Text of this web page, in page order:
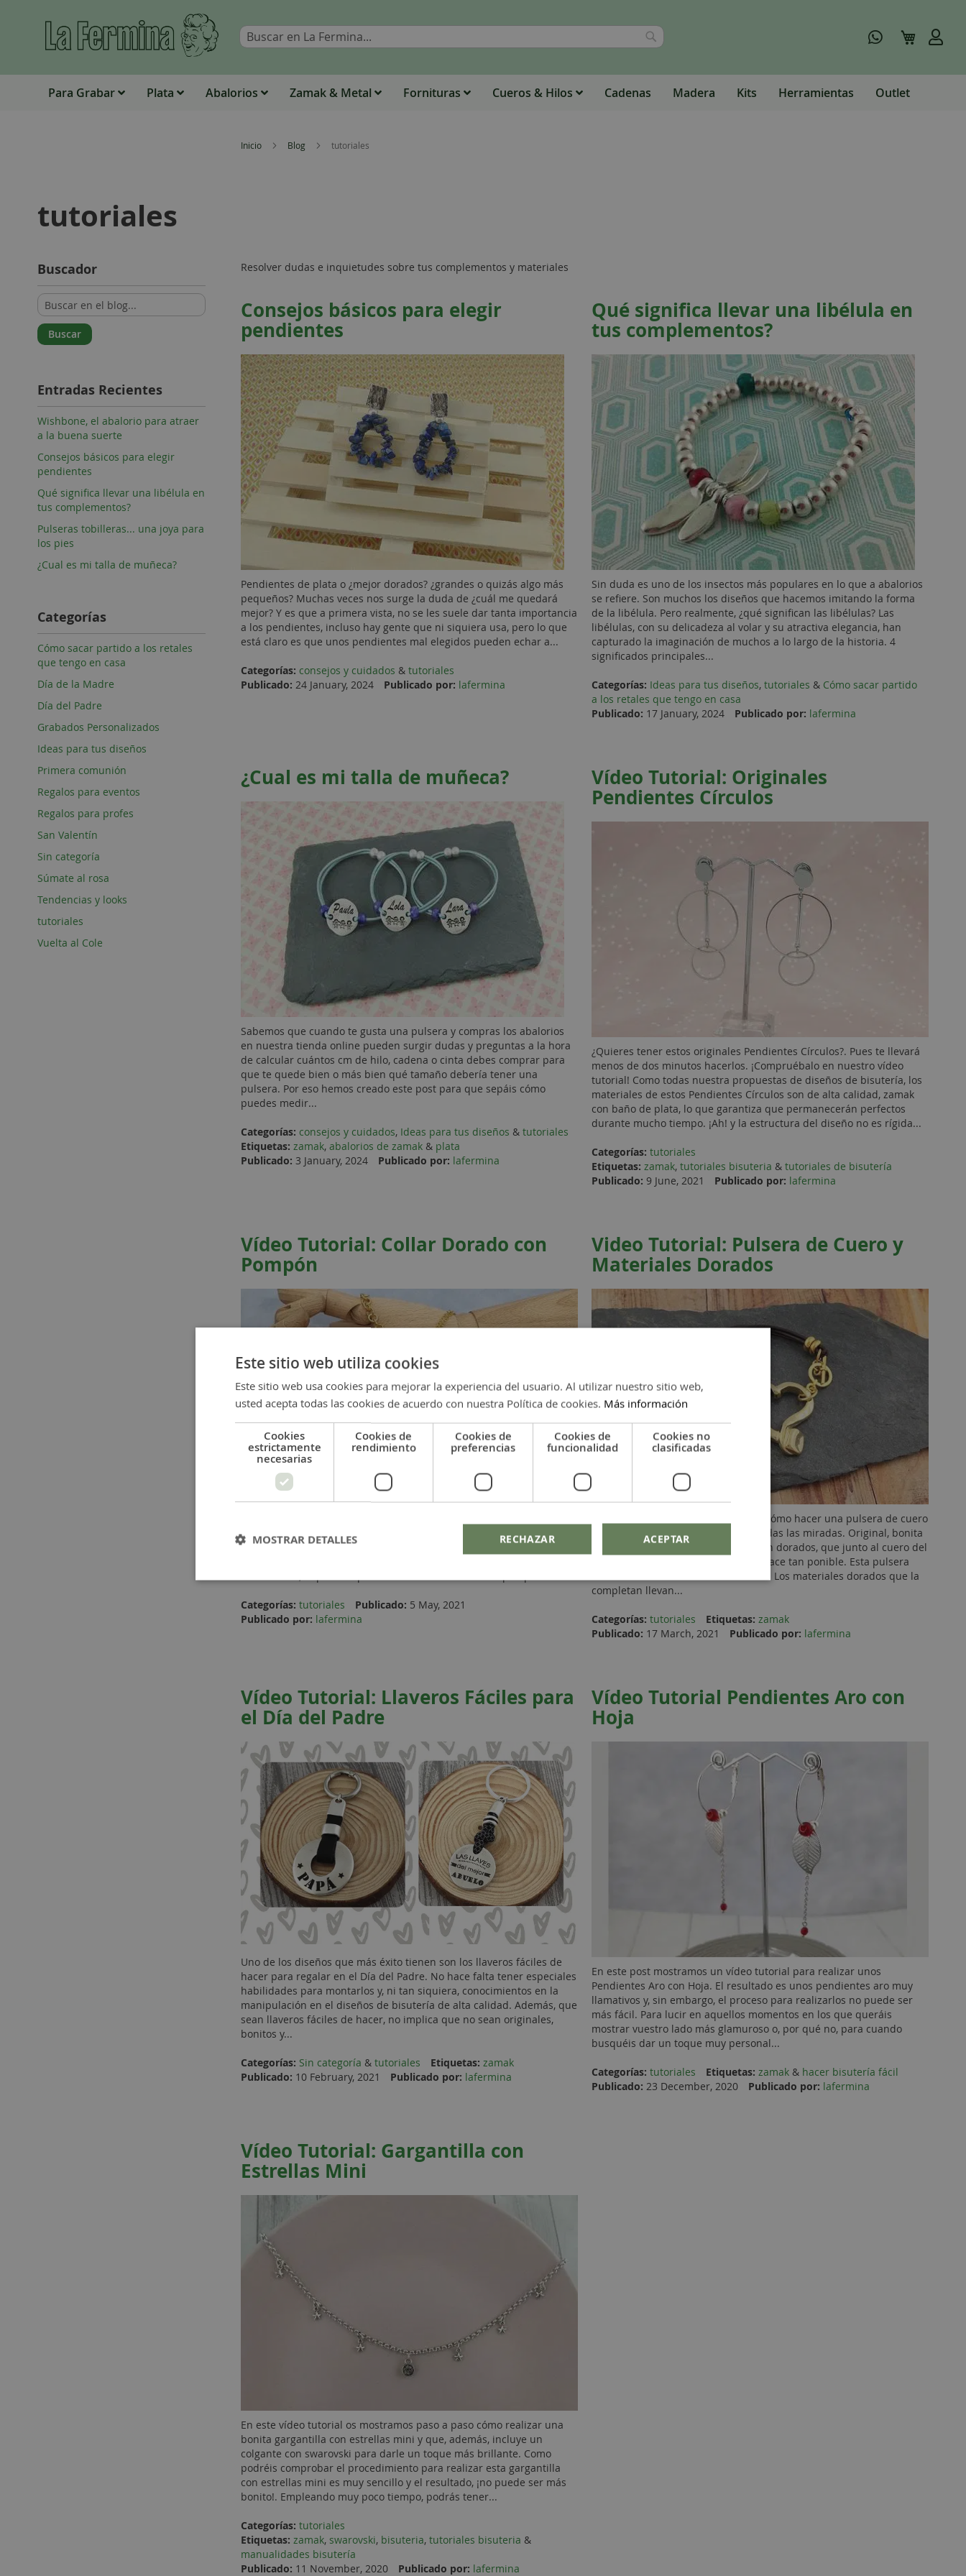
Buscar
Buscar Mi carrito
Para Grabar Plata Abalorios Zamak & Metal Fornituras Cueros & Hilos Cadenas Madera Kits Herramientas Outlet
Inicio Blog tutoriales
tutoriales
Resolver dudas e inquietudes sobre tus complementos y materiales
Consejos básicos para elegir
pendientes
Pendientes de plata o ¿mejor dorados? ¿grandes o quizás algo más
pequeños? Muchas veces nos surge la duda de ¿cuál me quedará
mejor? Y es que a primera vista, no se les suele dar tanta importancia
a los pendientes, incluso hay gente que ni siquiera usa, pero lo que
está claro es que unos pendientes mal elegidos pueden echar a...
Categorías: consejos y cuidados &tutoriales
Publicado: 24 January, 2024 Publicado por: lafermina
Qué significa llevar una libélula en
tus complementos?
Sin duda es uno de los insectos más populares en lo que a abalorios
se refiere. Son muchos los diseños que hacemos imitando la forma
de la libélula. Pero realmente, ¿qué significan las libélulas? Las
libélulas, con su delicadeza al volar y su atractiva elegancia, han
capturado la imaginación de muchos a lo largo de la historia. 4
significados principales...
Categorías: Ideas para tus diseños,tutoriales & Cómo sacar partido
a los retales que tengo en casa
Publicado: 17 January, 2024 Publicado por: lafermina
¿Cual es mi talla de muñeca?
Sabemos que cuando te gusta una pulsera y compras los abalorios
en nuestra tienda online pueden surgir dudas y preguntas a la hora
de calcular cuántos cm de hilo, cadena o cinta debes comprar para
que te quede bien o más bien qué tamaño debería tener una
pulsera. Por eso hemos creado este post para que sepáis cómo
puedes medir...
Categorías: consejos y cuidados, Ideas para tus diseños &tutoriales
Etiquetas: zamak,abalorios de zamak & plata
Publicado: 3 January, 2024 Publicado por: lafermina
Vídeo Tutorial: Originales
Pendientes Círculos
¿Quieres tener estos originales Pendientes Círculos?. Pues te llevará
menos de dos minutos hacerlos. ¡Compruébalo en nuestro vídeo
tutorial! Como todas nuestra propuestas de diseños de bisutería, los
materiales de estos Pendientes Círculos son de alta calidad, zamak
con baño de plata, lo que garantiza que permanecerán perfectos
durante mucho tiempo. ¡Ah! y la estructura del diseño no es rígida...
Categorías: tutoriales
Etiquetas: zamak,tutoriales bisuteria &tutoriales de bisutería
Publicado: 9 June, 2021 Publicado por: lafermina
Vídeo Tutorial: Collar Dorado con
Pompón
moda, Collar Dorado con Pompón. Te invitamos a que visualices el
vídeo tutorial para que veas qué fácil es hacerlo y que sólo te llevará
Categorías: tutoriales Publicado: 5 May, 2021
Publicado por: lafermina
Video Tutorial: Pulsera de Cuero y
Materiales Dorados
En este vídeo tutorial te mostramos cómo hacer una pulsera de cuero
y materiales dorados que captará todas las miradas. Original, bonita
y muy de moda, los complementos en dorados, que junto al cuero del
dan ese toque desenfadado que la hace tan ponible. Esta pulsera
está hecha con cuero de alta calidad. Los materiales dorados que la
completan llevan...
Categorías: tutoriales Etiquetas: zamak
Publicado: 17 March, 2021 Publicado por: lafermina
Vídeo Tutorial: Llaveros Fáciles para
el Día del Padre
Uno de los diseños que más éxito tienen son los llaveros fáciles de
hacer para regalar en el Día del Padre. No hace falta tener especiales
habilidades para montarlos y, ni tan siquiera, conocimientos en la
manipulación en el diseños de bisutería de alta calidad. Además, que
sean llaveros fáciles de hacer, no implica que no sean originales,
bonitos y...
Categorías: Sin categoría &tutoriales Etiquetas: zamak
Publicado: 10 February, 2021 Publicado por: lafermina
Vídeo Tutorial Pendientes Aro con
Hoja
En este post mostramos un vídeo tutorial para realizar unos
Pendientes Aro con Hoja. El resultado es unos pendientes aro muy
llamativos y, sin embargo, el proceso para realizarlos no puede ser
más fácil. Para lucir en aquellos momentos en los que queráis
mostrar vuestro lado más glamuroso o, por qué no, para cuando
busquéis dar un toque muy personal...
Categorías: tutoriales Etiquetas: zamak & hacer bisutería fácil
Publicado: 23 December, 2020 Publicado por: lafermina
Vídeo Tutorial: Gargantilla con
Estrellas Mini
En este vídeo tutorial os mostramos paso a paso cómo realizar una
bonita gargantilla con estrellas mini y que, además, incluye un
colgante con swarovski para darle un toque más brillante. Como
podréis comprobar el procedimiento para realizar esta gargantilla
con estrellas mini es muy sencillo y el resultado, ¡no puede ser más
bonito!. Empleando muy poco tiempo, podrás tener...
Categorías: tutoriales
Etiquetas: zamak, swarovski, bisuteria,tutoriales bisuteria &
manualidades bisutería
Publicado: 11 November, 2020 Publicado por: lafermina
Buscador
Buscar
Entradas Recientes
Wishbone, el abalorio para atraer
a la buena suerte
Consejos básicos para elegir
pendientes
Qué significa llevar una libélula en
tus complementos?
Pulseras tobilleras... una joya para
los pies
¿Cual es mi talla de muñeca?
Categorías
Cómo sacar partido a los retales
que tengo en casa
Día de la Madre
Día del Padre
Grabados Personalizados
Ideas para tus diseños
Primera comunión
Regalos para eventos
Regalos para profes
San Valentín
Sin categoría
Súmate al rosa
Tendencias y looks
tutoriales
Vuelta al Cole
Este sitio web utiliza cookies
Este sitio web usa cookies para mejorar la experiencia del usuario. Al utilizar nuestro sitio web,
usted acepta todas las cookies de acuerdo con nuestra Política de cookies. Más información
Cookies
estrictamente
necesarias
Cookies de
rendimiento
Cookies de
preferencias
Cookies de
funcionalidad
Cookies no
clasificadas
ACEPTAR
RECHAZAR
MOSTRAR DETALLES